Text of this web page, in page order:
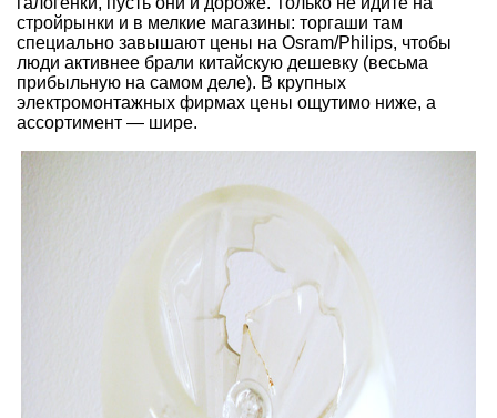
стройрынки и в мелкие магазины: торгаши там
специально завышают цены на Osram/Philips, чтобы
люди активнее брали китайскую дешевку (весьма
прибыльную на самом деле). В крупных
электромонтажных фирмах цены ощутимо ниже, а
ассортимент — шире.